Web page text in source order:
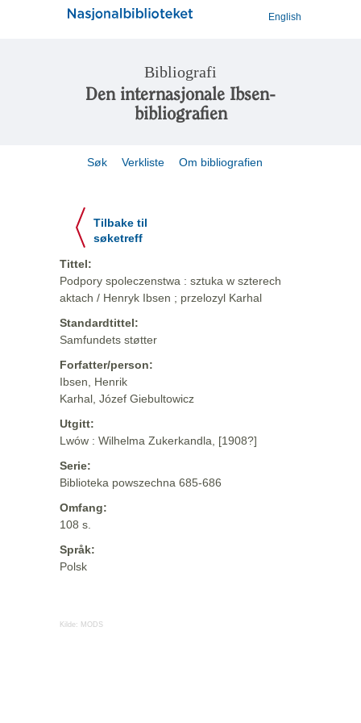
English
Bibliografi
Den internasjonale Ibsen-
bibliografien
Søk Verkliste Om bibliografien
Tilbake til
søketreff
Tittel:
Podpory spoleczenstwa : sztuka w szterech
aktach / Henryk Ibsen ; przelozyl Karhal
Standardtittel:
Samfundets støtter
Forfatter/person:
Ibsen, Henrik
Karhal, Józef Giebultowicz
Utgitt:
Lwów : Wilhelma Zukerkandla, [1908?]
Serie:
Biblioteka powszechna 685-686
Omfang:
108 s.
Språk:
Polsk
Kilde: MODS